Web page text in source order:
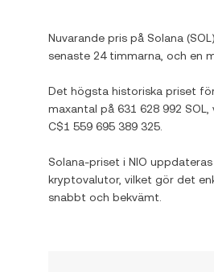
Nuvarande pris på Solana (SOL
senaste 24 timmarna, och en
Det högsta historiska priset
maxantal på 631 628 992 SOL
C$1 559 695 389 325
Solana-priset i NIO uppdateras
kryptovalutor, vilket gör det
snabbt och bekvämt.